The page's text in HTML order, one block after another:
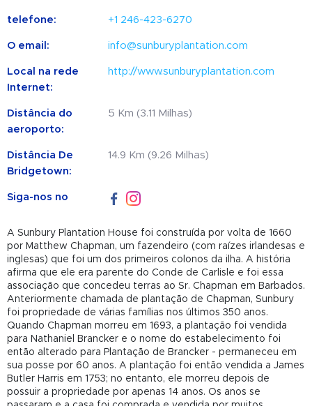
telefone: +1 246-423-6270
O email: info@sunburyplantation.com
Local na rede
Internet:
http://www.sunburyplantation.com
Distância do
aeroporto:
5 Km (3.11 Milhas)
Distância De
Bridgetown:
14.9 Km (9.26 Milhas)
Siga-nos no
A Sunbury Plantation House foi construída por volta de 1660
por Matthew Chapman, um fazendeiro (com raízes irlandesas e
inglesas) que foi um dos primeiros colonos da ilha. A história
afirma que ele era parente do Conde de Carlisle e foi essa
associação que concedeu terras ao Sr. Chapman em Barbados.
Anteriormente chamada de plantação de Chapman, Sunbury
foi propriedade de várias famílias nos últimos 350 anos.
Quando Chapman morreu em 1693, a plantação foi vendida
para Nathaniel Brancker e o nome do estabelecimento foi
então alterado para Plantação de Brancker - permaneceu em
sua posse por 60 anos. A plantação foi então vendida a James
Butler Harris em 1753; no entanto, ele morreu depois de
possuir a propriedade por apenas 14 anos. Os anos se